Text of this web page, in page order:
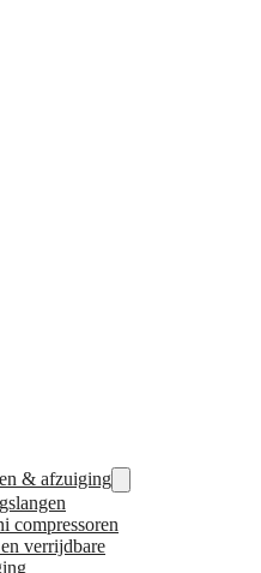
& afzuiging
compressoren
verrijdbare